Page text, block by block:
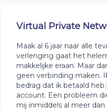
Virtual Private
Maak al 6 jaar naar alle
verlenging gaat het
makkelijke eraan. Maar
geen verbinding maken.
bedrag dat ik betaald
account. Een probleem
mij inmiddels al meer